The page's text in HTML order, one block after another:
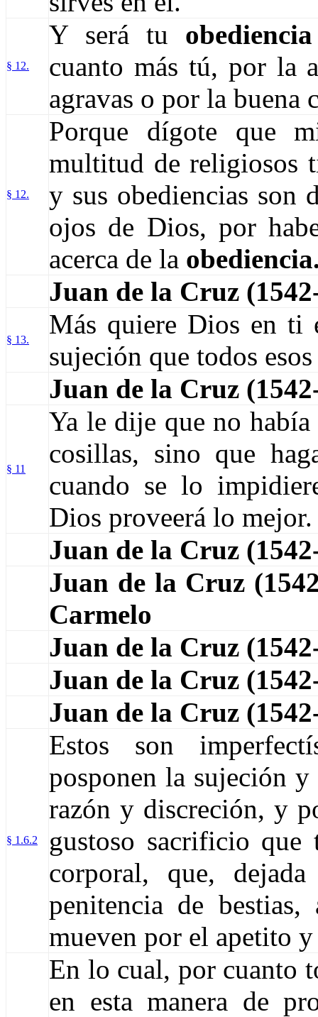
§ 12.
Y será tu obediencia
cuanto más tú, por la
agravas o por la buena
§ 12.
Porque dígote que
multitud de religiosos
y sus obediencias son
ojos de Dios, por
acerca de la
Juan de la Cruz
§ 13.
Más quiere Dios en
sujeción que todos
Juan de la Cruz
§ 11
Ya le dije que no
cosillas, sino que
cuando se lo
Dios proveerá lo mejor.
Juan de la Cruz
Juan de la Cruz
Carmelo
Juan de la Cruz
Juan de la Cruz
Juan de la Cruz
§ 1.6.2
Estos son
posponen la sujeción y
razón y discreción, y
gustoso sacrificio que
corporal, que,
penitencia de
mueven por el apetito
En lo cual, por cuanto
en esta manera de